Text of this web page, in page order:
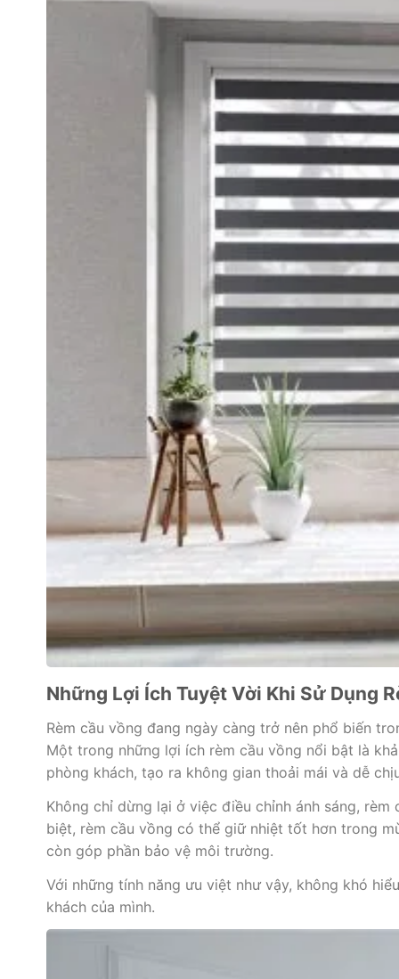
Những Lợi Ích Tuyệt Vời Khi Sử Dụng
Rèm cầu vồng đang ngày càng trở nên phổ biến
Một trong những lợi ích rèm cầu vồng nổi bật là
phòng khách, tạo ra không gian thoải mái và dễ
Không chỉ dừng lại ở việc điều chỉnh ánh sáng,
biệt, rèm cầu vồng có thể giữ nhiệt tốt hơn trong
còn góp phần bảo vệ môi trường.
Với những tính năng ưu việt như vậy, không khó
khách của mình.